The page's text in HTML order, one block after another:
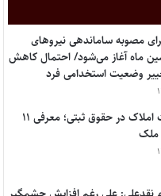
مصوبه ساماندهی نیروهای
ماه آغاز می‌شود/ احتمال کاهش
وضعیت استخدامی فرد
انواع مالکیت املاک در حقوق ثبتی؛ معرفی ۱۱
ملک